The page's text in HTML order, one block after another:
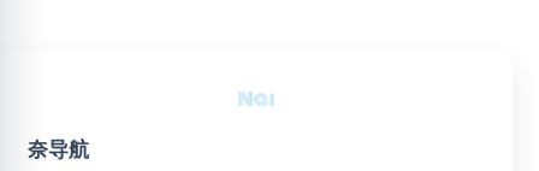
奈导航